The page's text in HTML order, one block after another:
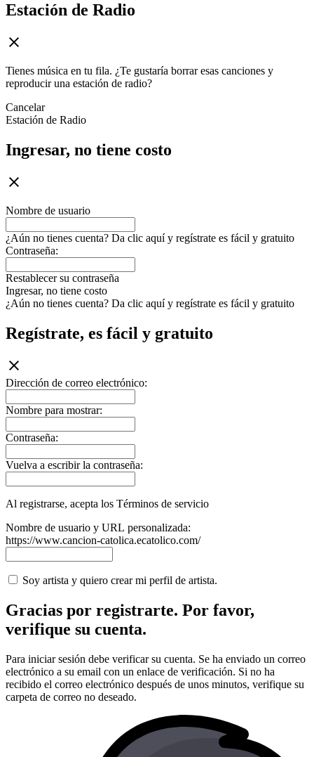
Estación de Radio
Tienes música en tu fila. ¿Te gustaría borrar esas canciones y
reproducir una estación de radio?
Cancelar
Estación de Radio
Ingresar, no tiene costo
Nombre de usuario
¿Aún no tienes cuenta? Da clic aquí y regístrate es fácil y gratuito
Contraseña:
Restablecer su contraseña
Ingresar, no tiene costo
¿Aún no tienes cuenta? Da clic aquí y regístrate es fácil y gratuito
Regístrate, es fácil y gratuito
Dirección de correo electrónico:
Nombre para mostrar:
Contraseña:
Vuelva a escribir la contraseña:
Al registrarse, acepta los Términos de servicio
Nombre de usuario y URL personalizada:
https://www.cancion-catolica.ecatolico.com/
Soy artista y quiero crear mi perfil de artista.
Gracias por registrarte. Por favor,
verifique su cuenta.
Para iniciar sesión debe verificar su cuenta. Se ha enviado un correo
electrónico a su email con un enlace de verificación. Si no ha
recibido el correo electrónico después de unos minutos, verifique su
carpeta de correo no deseado.